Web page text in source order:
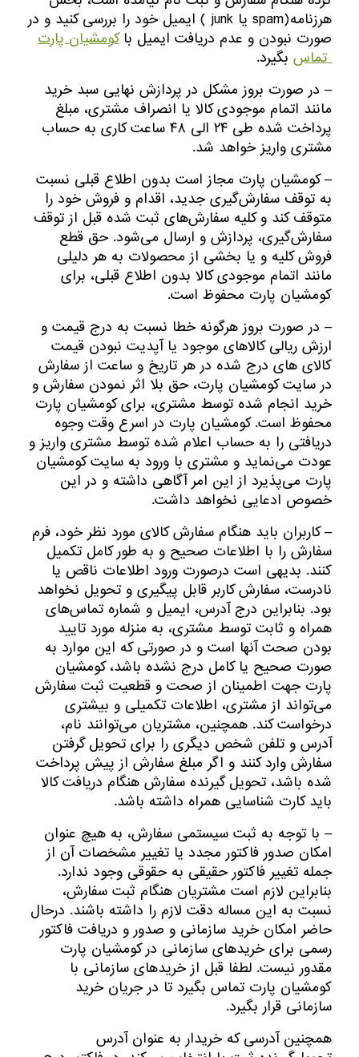
هرزنامه(spam یا junk ) ایمیل خود را بررسی کنید و در
صورت نبودن و عدم دریافت ایمیل باکومشیان پارت
تماسبگیرد.
– در صورت بروز مشکل در پردازش نهایی سبد خرید
مانند اتمام موجودی کالا یا انصراف مشتری، مبلغ
پرداخت شده طی ۲۴ الی ۴۸ ساعت کاری به حساب
مشتری واریز خواهد شد.
– کومشیان پارت مجاز است بدون اطلاع قبلی نسبت
به توقف سفارش‌‏گیری جدید، اقدام و فروش خود را
متوقف کند و کلیه سفارش‌‏های ثبت شده قبل از توقف
سفارش‌‏گیری، پردازش و ارسال می‌‏شود. حق قطع
فروش کلیه و یا بخشی از محصولات به هر دلیلی
مانند اتمام موجودی کالا بدون اطلاع قبلی، برای
کومشیان پارت محفوظ است.
– در صورت بروز هرگونه خطا نسبت به درج قیمت و
ارزش ریالی کالاهای موجود یا آپدیت نبودن قیمت
کالای های درج شده در هر تاریخ و ساعت از سفارش
در سایت کومشیان پارت، حق بلا اثر نمودن سفارش و
خرید انجام شده توسط مشتری، برای کومشیان پارت
محفوظ است. کومشیان پارت در اسرع وقت وجوه
دریافتی را به حساب اعلام شده توسط مشتری واریز و
عودت می‌نماید و مشتری با ورود به سایت کومشیان
پارت می‌پذیرد از این امر آگاهی داشته و در این
خصوص ادعایی نخواهد داشت.
– کاربران باید هنگام سفارش کالای مورد نظر خود، فرم
سفارش را با اطلاعات صحیح و به طور کامل تکمیل
کنند. بدیهی است درصورت ورود اطلاعات ناقص یا
نادرست، سفارش کاربر قابل پیگیری و تحویل نخواهد
بود. بنابراین درج آدرس، ایمیل و شماره تماس‌های
همراه و ثابت توسط مشتری، به منزله مورد تایید
بودن صحت آنها است و در صورتی که این موارد به
صورت صحیح یا کامل درج نشده باشد، کومشیان
پارت جهت اطمینان از صحت و قطعیت ثبت سفارش
می‌تواند از مشتری، اطلاعات تکمیلی و بیشتری
درخواست کند. همچنین، مشتریان می‌توانند نام،
آدرس و تلفن شخص دیگری را برای تحویل گرفتن
سفارش وارد کنند و اگر مبلغ سفارش از پیش پرداخت
شده باشد، تحویل گیرنده سفارش هنگام دریافت کالا
باید کارت شناسایی همراه داشته باشد.
– با توجه به ثبت سیستمی سفارش، به هیچ عنوان
امکان صدور فاکتور مجدد یا تغییر مشخصات آن از
جمله تغییر فاکتور حقیقی به حقوقی وجود ندارد.
بنابراین لازم است مشتریان هنگام ثبت سفارش،
نسبت به این مساله دقت لازم را داشته باشند. درحال
حاضر امکان خرید سازمانی و صدور و دریافت فاکتور
رسمی برای خریدهای سازمانی در کومشیان پارت
مقدور نیست. لطفا قبل از خریدهای سازمانی با
کومشیان پارت تماس بگیرد تا در جریان خرید
سازمانی قرار بگیرد.
همچنین آدرسی که خریدار به عنوان آدرس